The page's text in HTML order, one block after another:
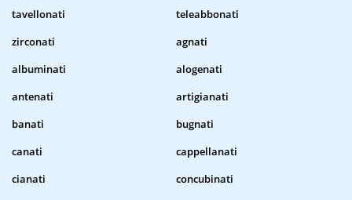
tavellonati
teleabbonati
zirconati
agnati
albuminati
alogenati
antenati
artigianati
banati
bugnati
canati
cappellanati
cianati
concubinati